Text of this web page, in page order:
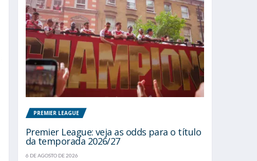
PREMIER LEAGUE
Premier League: veja as odds para o título
da temporada 2026/27
6 DE AGOSTO DE 2026